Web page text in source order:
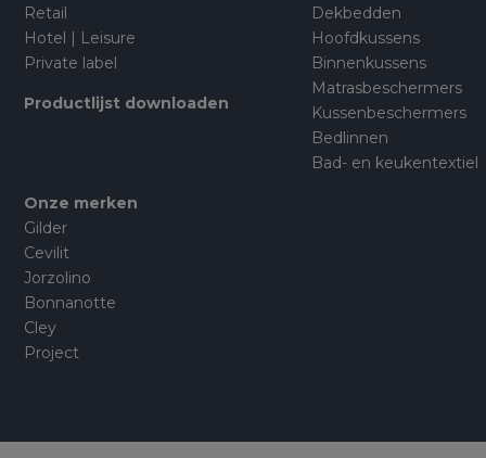
Retail
Hotel | Leisure
Private label
Productlijst downloaden
Dekbedden
Hoofdkussens
Binnenkussens
Matrasbeschermers
Kussenbeschermers
Bedlinnen
Bad- en keukentextiel
Onze merken
Gilder
Cevilit
Jorzolino
Bonnanotte
Cley
Project